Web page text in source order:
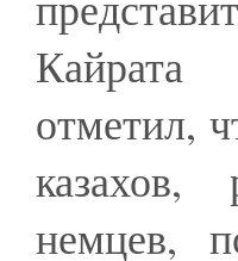
отметил,
казахов,
немцев,